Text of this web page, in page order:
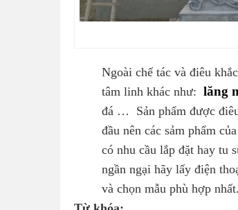
Ngoài chế tác và điêu
tâm linh khác như: lăng
đá … Sản phẩm được
đầu nên các sảm phẩm
có nhu cầu lắp đặt hay tu
ngần ngại hãy lấy điện
và chọn mẫu phù hợp nhất.